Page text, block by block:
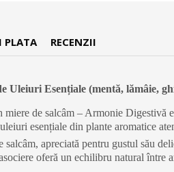
PLATA RECENZII
Uleiuri Esențiale (mentă, lămâie,
de salcâm – Armonie Digestivă
esențiale din plante aromatice
salcâm, apreciată pentru gustul său
oferă un echilibru natural